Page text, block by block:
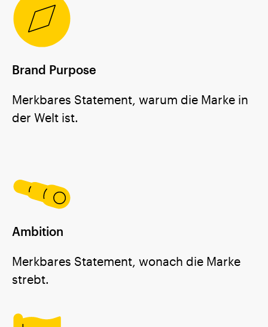
Brand Purpose
Merkbares Statement, warum die Marke in
der Welt ist.
Ambition
Merkbares Statement, wonach die Marke
strebt.